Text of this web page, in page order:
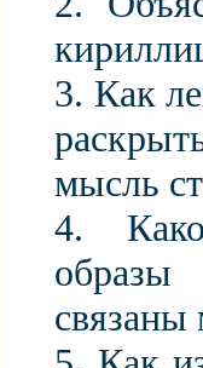
3. Как
мысль
4.
связаны